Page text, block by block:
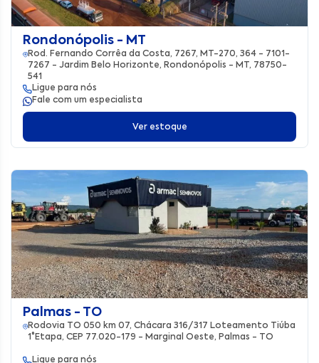
Rondonópolis - MT
Rod. Fernando Corrêa da Costa, 7267, MT-270, 364 - 7101-
7267 - Jardim Belo Horizonte, Rondonópolis - MT, 78750-
541
Ligue para nós
Fale com um especialista
Ver estoque
Palmas - TO
Rodovia TO 050 km 07, Chácara 316/317 Loteamento Tiúba
1°Etapa, CEP 77.020-179 - Marginal Oeste, Palmas - TO
Ligue para nós